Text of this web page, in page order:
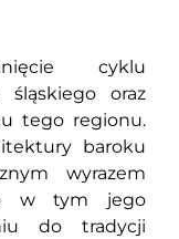
cyklu
oraz
tego regionu.
baroku
wyrazem
w tym jego
do tradycji